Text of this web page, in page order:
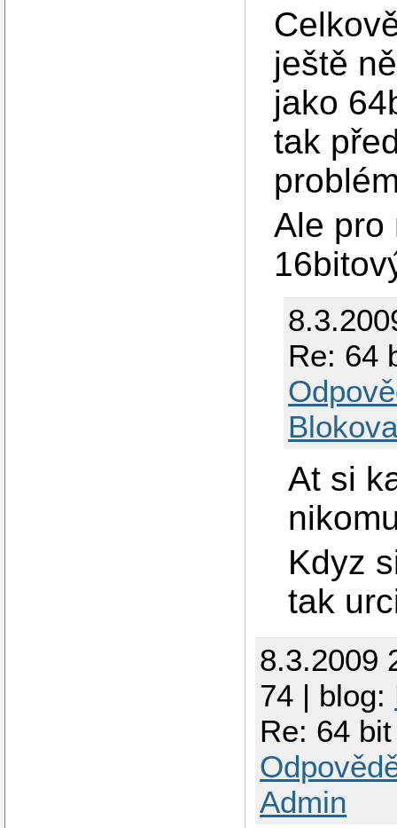
ještě
jako
tak
Ale pro
Re: 64
At si
Kdyz
tak
8.3.2009
74 | blog:
Re: 64
Admin